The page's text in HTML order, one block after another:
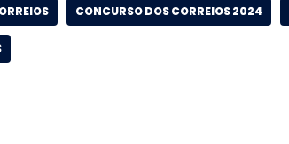
CONCURSO DOS CORREIOS 2024